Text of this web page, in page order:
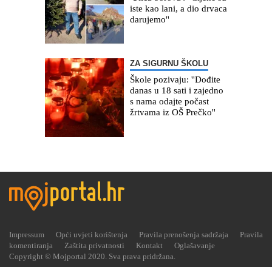
iste kao lani, a dio drvaca
darujemo''
ZA SIGURNU ŠKOLU
Škole pozivaju: ''Dođite
danas u 18 sati i zajedno
s nama odajte počast
žrtvama iz OŠ Prečko''
Copyright © Mojportal 2020. Sva prava pridržana.
Impressum Opći uvjeti korištenja Pravila prenošenja sadržaja
Pravila
komentiranja
Zaštita privatnosti Kontakt Oglašavanje